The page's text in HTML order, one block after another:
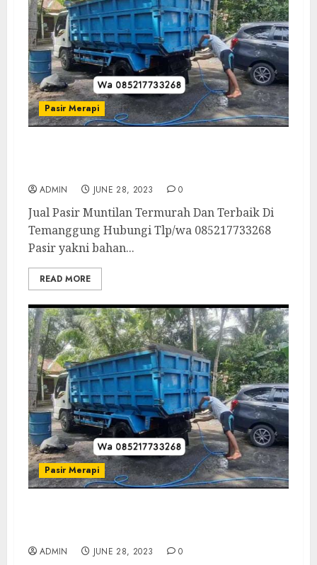
Pasir Merapi
ADMIN JUNE 28, 2023 0
Jual Pasir Muntilan Termurah Dan Terbaik Di
Temanggung Hubungi Tlp/wa 085217733268
Pasir yakni bahan...
READ MORE
Pasir Merapi
ADMIN JUNE 28, 2023 0